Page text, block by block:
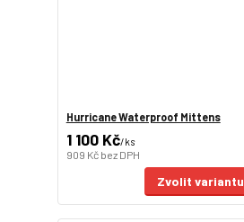
Hurricane Waterproof Mittens
1 100 Kč/ks
909 Kč bez DPH
Zvolit variantu